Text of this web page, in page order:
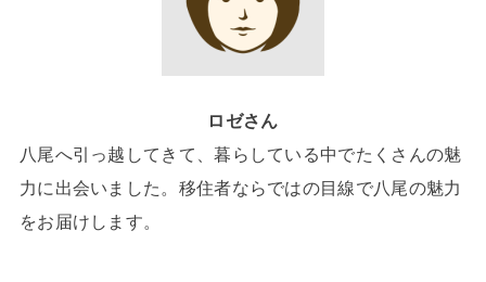
ロゼさん
八尾へ引っ越してきて、暮らしている中でたくさんの魅
力に出会いました。移住者ならではの目線で八尾の魅力
をお届けします。